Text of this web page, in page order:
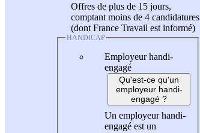
Offres de plus de 15 jours,
comptant moins de 4 candidatures
(dont France Travail est informé)
HANDICAP
Employeur handi-
engagé
Qu'est-ce qu'un
employeur handi-
engagé ?
Un employeur handi-
engagé est un